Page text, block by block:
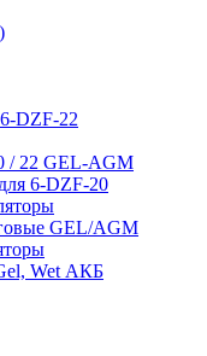
DZF-22
/ 22 GEL-AGM
6-DZF-20
GEL/AGM
Wet АКБ